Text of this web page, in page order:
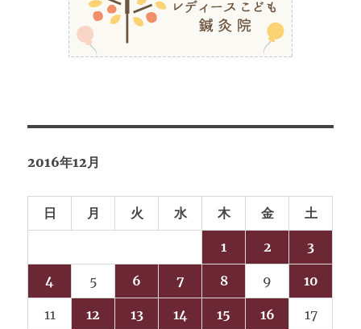
2016年12月
日 月 火 水 木 金 土
1 2 3
4 5 6 7 8 9 10
11 12 13 14 15 16 17